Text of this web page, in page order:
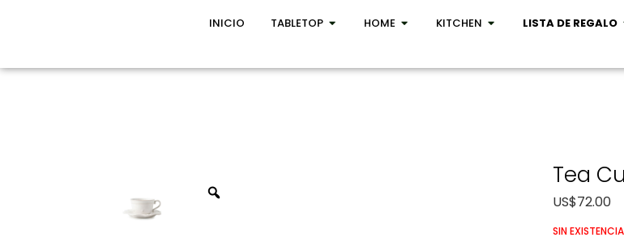
INICIO TABLETOP HOME KITCHEN LISTA DE REGALO
Tea
US$72.00
SIN